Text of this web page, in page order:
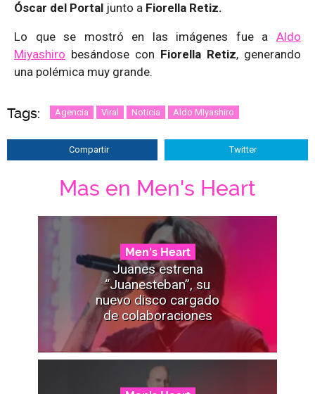
Óscar del Portal junto a Fiorella Retiz.
Lo que se mostró en las imágenes fue a Aldo
Miyashiro besándose con Fiorella Retiz, generando
una polémica muy grande.
Tags: Agencia Viral Noticia Aldo MIyashiro
Compartir Twitter
Mas en Men's Heart
Men's Heart
Juanes estrena
“Juanesteban”, su
nuevo disco cargado
de colaboraciones